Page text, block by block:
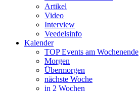
Artikel
Video
Interview
Veedelsinfo
Kalender
TOP Events am Wochenende
Morgen
Übermorgen
nächste Woche
in 2 Wochen